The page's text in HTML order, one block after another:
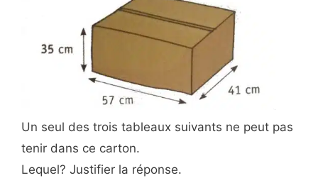
Un seul des trois tableaux suivants ne peut pas
tenir dans ce carton.
Lequel? Justifier la réponse.